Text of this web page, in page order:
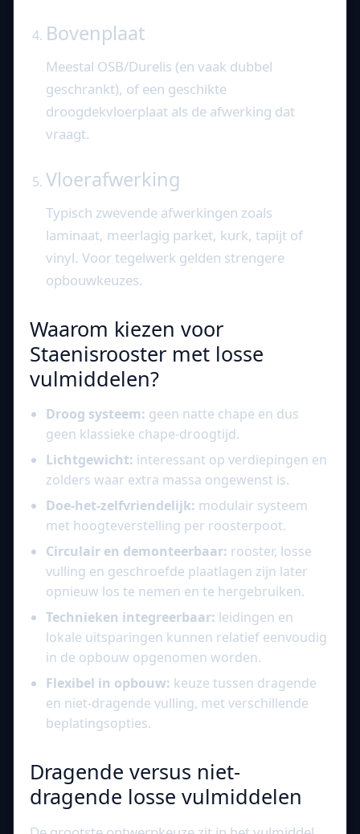
Bovenplaat
Meestal OSB/Durelis (en vaak dubbel
geschrankt), of een geschikte
droogdekvloerplaat als de afwerking dat
vraagt.
Vloerafwerking
Typisch zwevende afwerkingen zoals
laminaat, meerlagig parket, kurk, tapijt of
vinyl. Voor tegelwerk gelden strengere
opbouwkeuzes.
Waarom kiezen voor
Staenisrooster met losse
vulmiddelen?
Droog systeem: geen natte chape en dus
geen klassieke chape-droogtijd.
Lichtgewicht: interessant op verdiepingen en
zolders waar extra massa ongewenst is.
Doe-het-zelfvriendelijk: modulair systeem
met hoogteverstelling per roosterpoot.
Circulair en demonteerbaar: rooster, losse
vulling en geschroefde plaatlagen zijn later
opnieuw los te nemen en te hergebruiken.
Technieken integreerbaar: leidingen en
lokale uitsparingen kunnen relatief eenvoudig
in de opbouw opgenomen worden.
Flexibel in opbouw: keuze tussen dragende
en niet-dragende vulling, met verschillende
beplatingsopties.
Dragende versus niet-
dragende losse vulmiddelen